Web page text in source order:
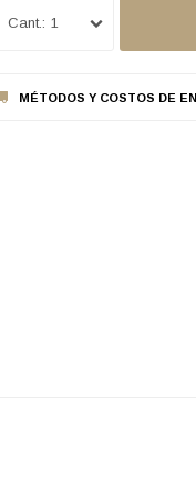
1
MÉTODOS Y COSTOS DE